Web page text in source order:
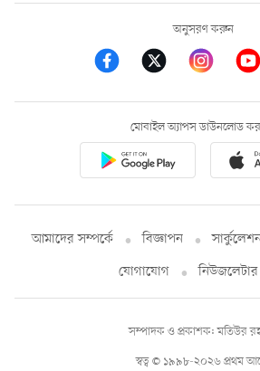
অনুসরণ করুন
মোবাইল অ্যাপস ডাউনলোড
আমাদের সম্পর্কে বিজ্ঞাপন
যোগাযোগ
নিউজলেটার
স্বত্ব © ১৯৯৮-২০২৬ প্রথম
সম্পাদক ও প্রকাশক: মতিউর